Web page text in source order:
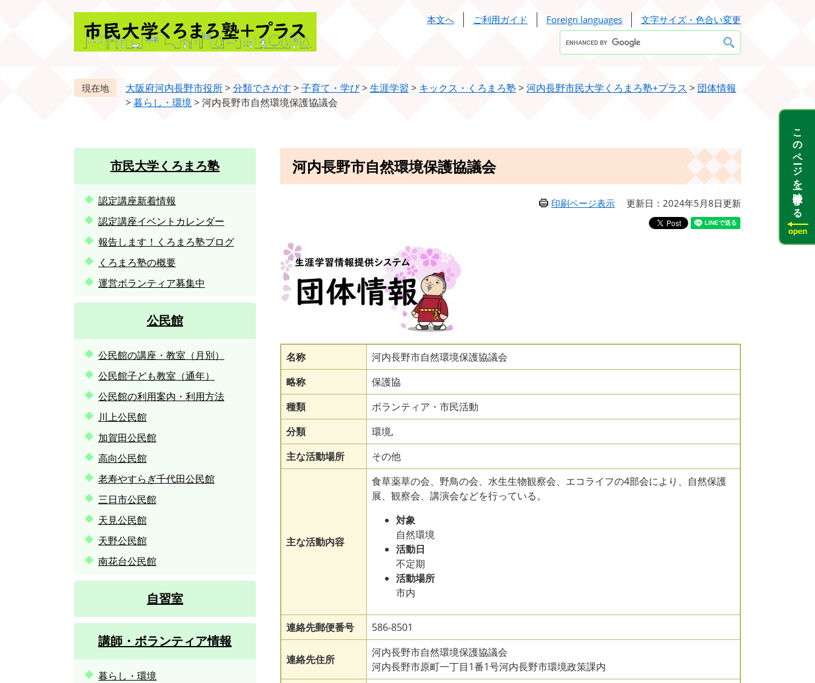
本文へ ご利用ガイド Foreign languages
文字サイズ・色合い変更
Google
カ
ス
索
大阪府河内長野市役所>分類でさがす >子育て・学び>生涯学習 > キックス・くろまろ塾>河内長野市民大学くろまろ塾+プラス > 団体情報
>暮らし・環境>河内長野市自然環境保護協議会
河内長野市自然環境保護協議会
印刷ページ表示 更新日：2024年5月8日更新
名称
河内長野市自然環境保護協議会
略称
保護協
種類
ボランティア・市民活動
分類
環境,
主な活動場所
その他
主な活動内容
食草薬草の会、野鳥の会、水生生物観察会、エコライフの4部会により、自然保護
展、観察会、講演会などを行っている。
対象
自然環境
活動日
不定期
活動場所
市内
連絡先郵便番号 586-8501
連絡先住所
河内長野市自然環境保護協議会
河内長野市原町一丁目1番1号河内長野市環境政策課内
市民大学くろまろ塾
認定講座新着情報
認定講座イベントカレンダー
報告します！くろまろ塾ブログ
くろまろ塾の概要
運営ボランティア募集中
公民館
公民館の講座・教室（月別）
公民館子ども教室（通年）
公民館の利用案内・利用方法
川上公民館
加賀田公民館
高向公民館
老寿やすらぎ千代田公民館
三日市公民館
天見公民館
天野公民館
南花台公民館
自習室
講師・ボランティア情報
暮らし・環境
このページを一時保存する